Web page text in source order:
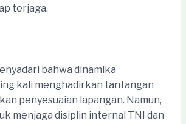
terjaga.
bahwa dinamika
kali menghadirkan tantangan
penyesuaian lapangan. Namun,
menjaga disiplin internal TNI dan